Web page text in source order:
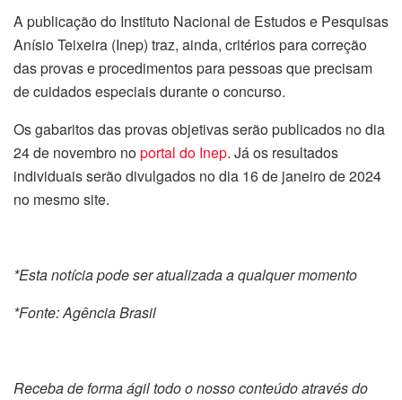
A publicação do Instituto Nacional de Estudos e Pesquisas
Anísio Teixeira (Inep) traz, ainda, critérios para correção
das provas e procedimentos para pessoas que precisam
de cuidados especiais durante o concurso.
Os gabaritos das provas objetivas serão publicados no dia
24 de novembro noportal do Inep. Já os resultados
individuais serão divulgados no dia 16 de janeiro de 2024
no mesmo site.
*Esta notícia pode ser atualizada a qualquer momento
*Fonte: Agência Brasil
Receba de forma ágil todo o nosso conteúdo através do